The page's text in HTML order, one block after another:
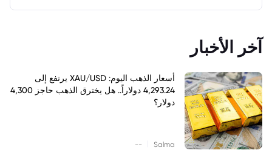
آخر الأخبار
أسعار الذهب اليوم: XAU/USD يرتفع إلى
4,293.24 دولاراً.. هل يخترق الذهب حاجز 4,300
دولار؟
Salma
--